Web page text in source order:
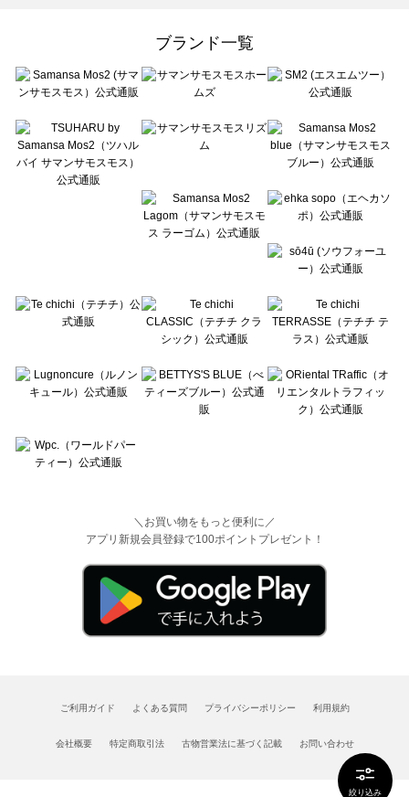
絞り込み
sō4ū（ソウフォーユー）のアクセサリー一覧
Te chichi（テチチ）のアクセサリー一覧
Te chichi CLASSIC（テチチ クラシック）のアクセサリー一覧
Lugnoncure（ルノンキュール）のアクセサリー一覧
BETTY'S BLUE（べティーズブルー）のアクセサリー一覧
Wpc.（ワールドパーティー）のアクセサリー一覧
ブランド一覧
＼お買い物をもっと便利に／
アプリ新規会員登録で100ポイントプレゼント！
ご利用ガイド よくある質問 プライバシーポリシー 利用規約
会社概要 特定商取引法 古物営業法に基づく記載 お問い合わせ